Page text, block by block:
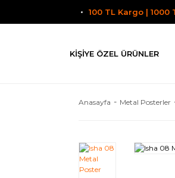
100 TL Kargo | 1000
KIŞIYE ÖZEL ÜRÜNLER
Anasayfa Metal Posterler